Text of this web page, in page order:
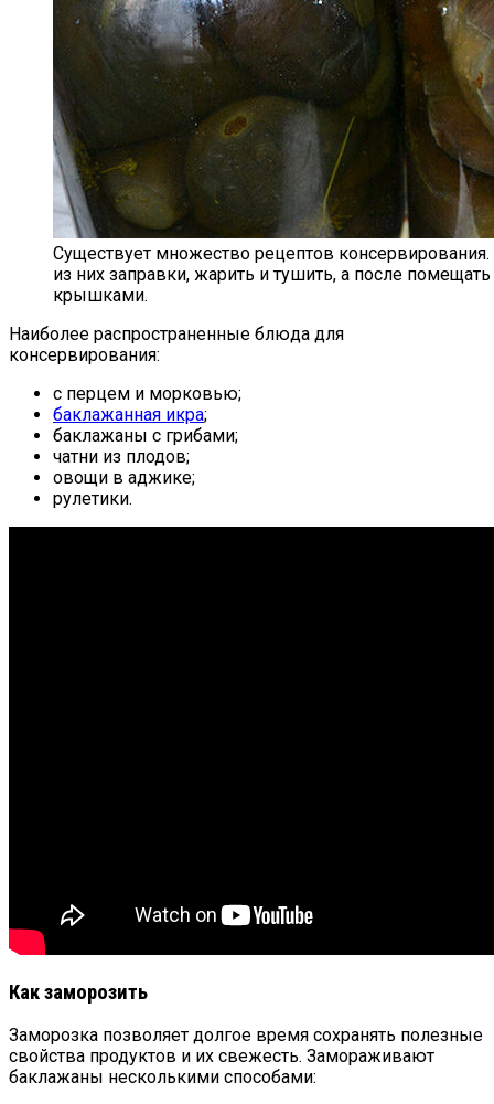
Существует множество рецептов
из них заправки, жарить и тушить, а после
крышками.
Наиболее распространенные блюда для
консервирования:
с перцем и морковью;
баклажанная икра;
баклажаны с грибами;
чатни из плодов;
овощи в аджике;
рулетики.
Как заморозить
Заморозка позволяет долгое время сохранять полезные
свойства продуктов и их свежесть. Замораживают
баклажаны несколькими способами: